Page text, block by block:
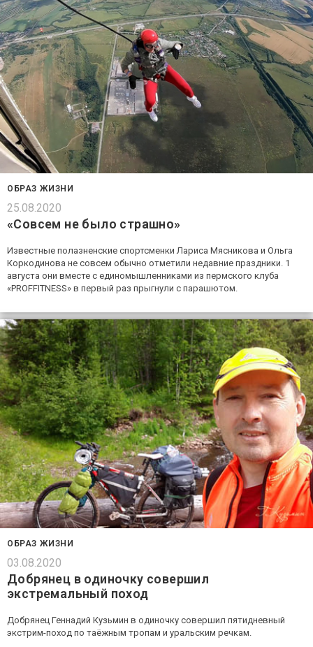
ОБРАЗ ЖИЗНИ
25.08.2020
«Совсем не было страшно»
Известные полазненские спортсменки Лариса Мясникова и Ольга
Коркодинова не совсем обычно отметили недавние праздники. 1
августа они вместе с единомышленниками из пермского клуба
«PROFFITNESS» в первый раз прыгнули с парашютом.
ОБРАЗ ЖИЗНИ
03.08.2020
Добрянец в одиночку совершил
экстремальный поход
Добрянец Геннадий Кузьмин в одиночку совершил пятидневный
экстрим-поход по таёжным тропам и уральским речкам.